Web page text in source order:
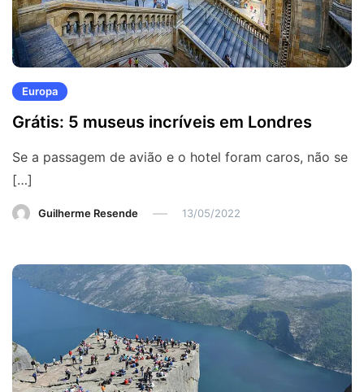
Europa
Grátis: 5 museus incríveis em Londres
Se a passagem de avião e o hotel foram caros, não se
[…]
Guilherme Resende 13/05/2022